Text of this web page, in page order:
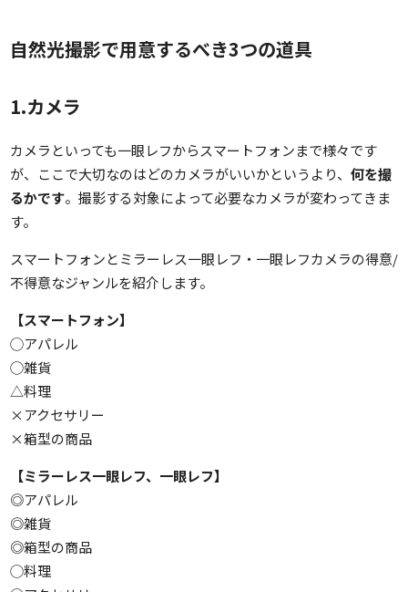
自然光撮影で用意するべき3つの道具
1.カメラ
カメラといっても一眼レフからスマートフォンまで様々です
が、ここで大切なのはどのカメラがいいかというより、 何を撮
るかです。撮影する対象によって必要なカメラが変わってきま
す。
スマートフォンとミラーレス一眼レフ・一眼レフカメラの得意/
不得意なジャンルを紹介します。
【スマートフォン】
◯アパレル
◯雑貨
△料理
×アクセサリー
×箱型の商品
【ミラーレス一眼レフ、一眼レフ】
◎アパレル
◎雑貨
◎箱型の商品
◯料理